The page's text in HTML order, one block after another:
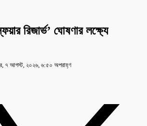
রিজার্ভ’ ঘোষণার লক্ষ্যে
৭ আগস্ট, ২০২৬, ৬:৫০ অপরাহ্ণ